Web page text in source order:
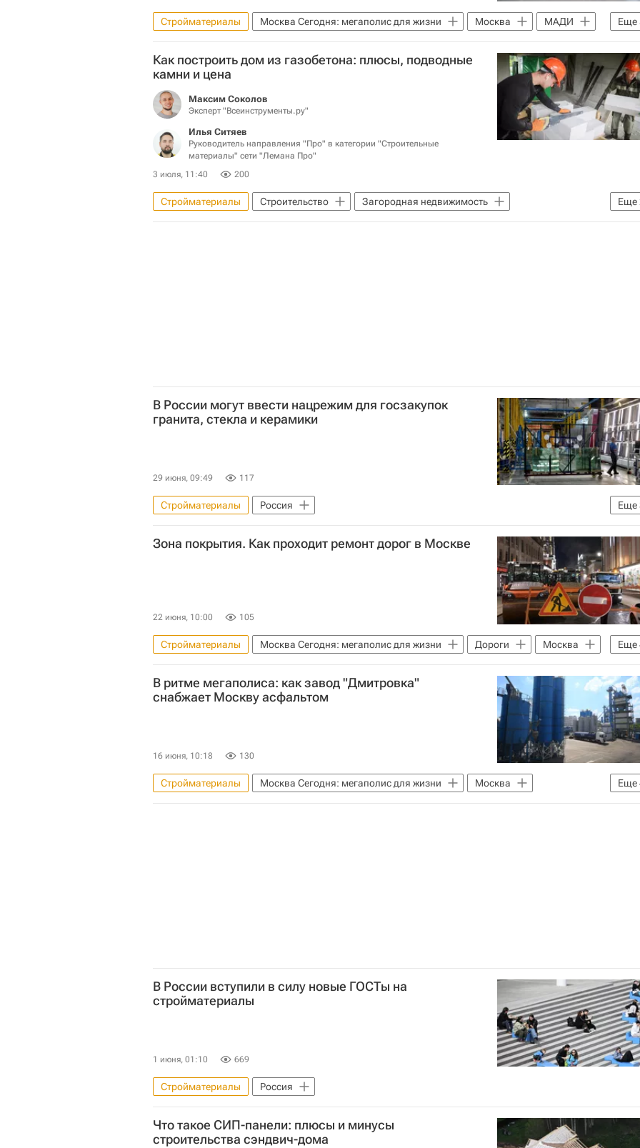
Еще
Стройматериалы Москва Сегодня: мегаполис для жизни Москва
МАДИ
Россия
Комплекс городского хозяйства Москвы
Городское хозяйство Москвы
Город: детали – РИА Недвижимость Дороги
Как построить дом из газобетона: плюсы, подводные
камни и цена
Максим Соколов
Эксперт "Всеинструменты.ру"
Илья Ситяев
Руководитель направления "Про" в категории "Строительные
материалы" сети "Лемана Про"
3 июля, 11:40
200
Еще
Стройматериалы Строительство
Загородная недвижимость
Полезное – РИА Недвижимость
Жилье
В России могут ввести нацрежим для госзакупок
гранита, стекла и керамики
29 июня, 09:49 117
Еще
Стройматериалы
Россия
Министерство промышленности и торговли РФ (Минпромторг России)
Зона покрытия. Как проходит ремонт дорог в Москве
22 июня, 10:00 105
Еще
Стройматериалы Москва Сегодня: мегаполис для жизни Дороги
Москва
Комплекс городского хозяйства Москвы
Городское хозяйство Москвы
Город: детали – РИА Недвижимость
Инфраструктура
В ритме мегаполиса: как завод "Дмитровка"
снабжает Москву асфальтом
16 июня, 10:18 130
Еще
Стройматериалы Москва Сегодня: мегаполис для жизни
Москва
Комплекс городского хозяйства Москвы
Городское хозяйство Москвы
В России вступили в силу новые ГОСТы на
стройматериалы
1 июня, 01:10 669
Стройматериалы Россия
Что такое СИП-панели: плюсы и минусы
строительства сэндвич-дома